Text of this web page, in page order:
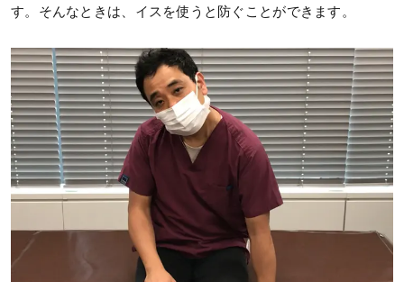
す。そんなときは、イスを使うと防ぐことができます。